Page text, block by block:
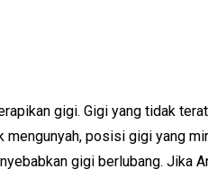
gigi. Gigi yang tidak
posisi gigi yang
gigi berlubang. Jika